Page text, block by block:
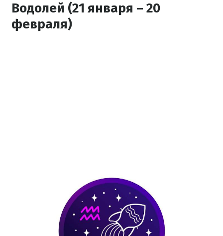
Водолей (21 января – 20
февраля)